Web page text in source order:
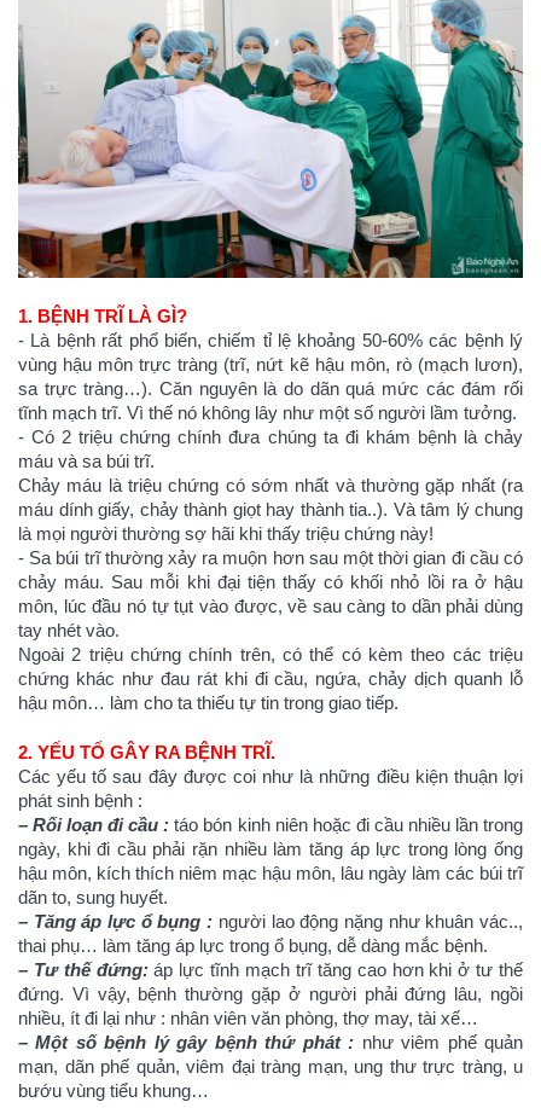
1. BỆNH TRĨ LÀ GÌ?
- Là bệnh rất phổ biến, chiếm tỉ lệ khoảng 50-60% các bệnh lý
vùng hậu môn trực tràng (trĩ, nứt kẽ hậu môn, rò (mạch lươn),
sa trực tràng…). Căn nguyên là do dãn quá mức các đám rối
tĩnh mạch trĩ. Vì thế nó không lây như một số người lầm tưởng.
- Có 2 triệu chứng chính đưa chúng ta đi khám bệnh là chảy
máu và sa búi trĩ.
Chảy máu là triệu chứng có sớm nhất và thường gặp nhất (ra
máu dính giấy, chảy thành giọt hay thành tia..). Và tâm lý chung
là mọi người thường sợ hãi khi thấy triệu chứng này!
- Sa búi trĩ thường xảy ra muộn hơn sau một thời gian đi cầu có
chảy máu. Sau mỗi khi đại tiện thấy có khối nhỏ lồi ra ở hậu
môn, lúc đầu nó tự tụt vào được, về sau càng to dần phải dùng
tay nhét vào.
Ngoài 2 triệu chứng chính trên, có thể có kèm theo các triệu
chứng khác như đau rát khi đi cầu, ngứa, chảy dịch quanh lỗ
hậu môn… làm cho ta thiếu tự tin trong giao tiếp.
2. YẾU TỐ GÂY RA BỆNH TRĨ.
Các yếu tố sau đây được coi như là những điều kiện thuận lợi
phát sinh bệnh :
– Rối loạn đi cầu : táo bón kinh niên hoặc đi cầu nhiều lần trong
ngày, khi đi cầu phải rặn nhiều làm tăng áp lực trong lòng ống
hậu môn, kích thích niêm mạc hậu môn, lâu ngày làm các búi trĩ
dãn to, sung huyết.
– Tăng áp lực ổ bụng : người lao động nặng như khuân vác..,
thai phụ… làm tăng áp lực trong ổ bụng, dễ dàng mắc bệnh.
– Tư thế đứng:áp lực tĩnh mạch trĩ tăng cao hơn khi ở tư thế
đứng. Vì vậy, bệnh thường gặp ở người phải đứng lâu, ngồi
nhiều, ít đi lại như : nhân viên văn phòng, thợ may, tài xế…
– Một số bệnh lý gây bệnh thứ phát : như viêm phế quản
mạn, dãn phế quản, viêm đại tràng mạn, ung thư trực tràng, u
bướu vùng tiểu khung…